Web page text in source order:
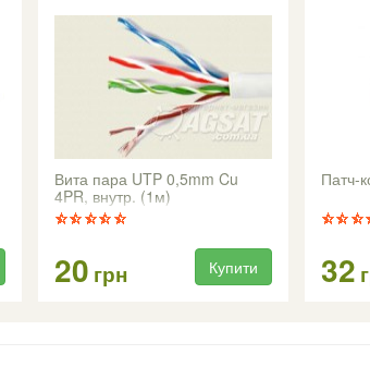
Вита пара UTP 0,5mm Cu
4PR, внутр. (1м)
20 грн Купити
Патч-
32